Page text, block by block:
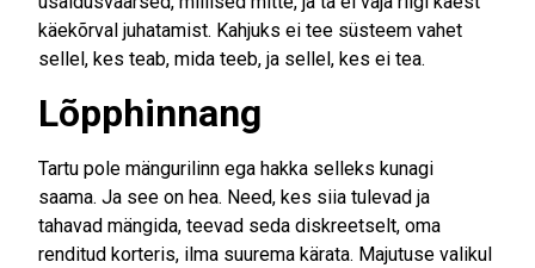
käekõrval juhatamist. Kahjuks ei tee süsteem vahet
sellel, kes teab, mida teeb, ja sellel, kes ei tea.
Lõpphinnang
Tartu pole mängurilinn ega hakka selleks kunagi
saama. Ja see on hea. Need, kes siia tulevad ja
tahavad mängida, teevad seda diskreetselt, oma
renditud korteris, ilma suurema kärata. Majutuse valikul